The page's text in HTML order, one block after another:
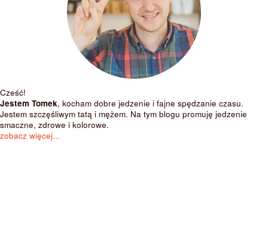
Cześć!
Jestem Tomek, kocham dobre jedzenie i fajne spędzanie czasu.
Jestem szczęśliwym tatą i mężem. Na tym blogu promuję jedzenie
smaczne, zdrowe i kolorowe.
zobacz więcej...